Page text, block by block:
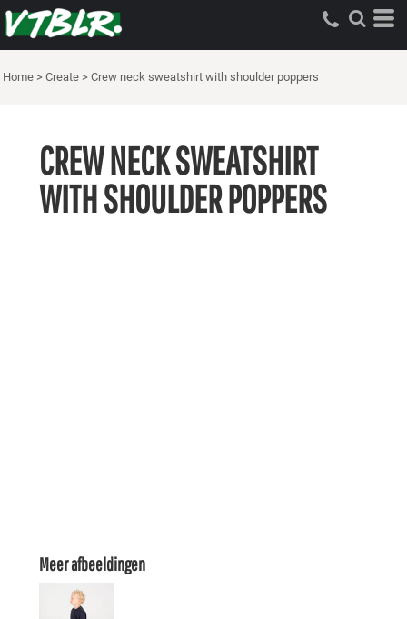
Home > Create > Crew neck sweatshirt with shoulder poppers
CREW NECK SWEATSHIRT
WITH SHOULDER POPPERS
Meer afbeeldingen